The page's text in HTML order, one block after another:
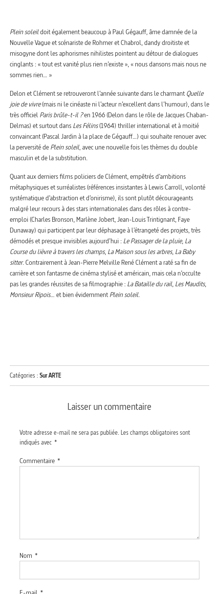
Plein soleildoit également beaucoup à Paul Gégauff, âme damnée de la
Nouvelle Vague et scénariste de Rohmer et Chabrol, dandy droitiste et
misogyne dont les aphorismes nihilistes pointent au détour de dialogues
cinglants : « tout est vanité plus rien n’existe », « nous dansons mais nous ne
sommes rien… »
Delon et Clément se retrouveront l’année suivante dans le charmant Quelle
joie de vivre(mais ni le cinéaste ni l’acteur n’excellent dans l’humour), dans le
très officiel Paris brûle-t-il ?en 1966 (Delon dans le rôle de Jacques Chaban-
Delmas) et surtout dans Les Félins(1964) thriller international et à moitié
convaincant (Pascal Jardin à la place de Gégauff…) qui souhaite renouer avec
la perversité de Plein soleil, avec une nouvelle fois les thèmes du double
masculin et de la substitution.
Quant aux derniers films policiers de Clément, empêtrés d’ambitions
métaphysiques et surréalistes (références insistantes à Lewis Carroll, volonté
systématique d’abstraction et d’onirisme), ils sont plutôt décourageants
malgré leur recours à des stars internationales dans des rôles à contre-
emploi (Charles Bronson, Marlène Jobert, Jean-Louis Trintignant, Faye
Dunaway) qui participent par leur déphasage à l’étrangeté des projets, très
démodés et presque invisibles aujourd’hui : Le Passager de la pluie, La
Course du lièvre à travers les champs, La Maison sous les arbres, La Baby
sitter. Contrairement à Jean-Pierre Melville René Clément a raté sa fin de
carrière et son fantasme de cinéma stylisé et américain, mais cela n’occulte
pas les grandes réussites de sa filmographie : La Bataille du rail, Les Maudits,
Monsieur Ripois… et bien évidemment Plein soleil.
Catégories : Sur ARTE
Laisser un commentaire
Votre adresse e-mail ne sera pas publiée. Les champs obligatoires sont
indiqués avec *
Commentaire *
Nom *